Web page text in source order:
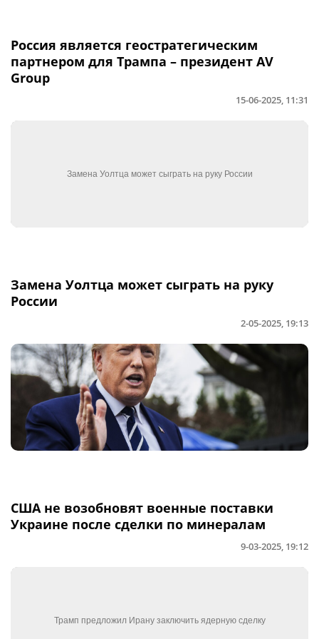
Россия является геостратегическим
партнером для Трампа – президент AV
Group
15-06-2025, 11:31
Замена Уолтца может сыграть на руку
России
2-05-2025, 19:13
США не возобновят военные поставки
Украине после сделки по минералам
9-03-2025, 19:12